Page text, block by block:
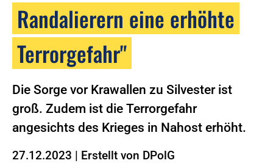
Randalierern eine erhöhte
Terrorgefahr"
Die Sorge vor Krawallen zu Silvester ist
groß. Zudem ist die Terrorgefahr
angesichts des Krieges in Nahost erhöht.
27.12.2023 | Erstellt von DPolG